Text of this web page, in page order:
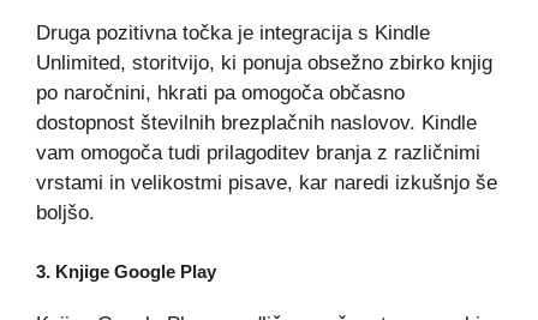
Druga pozitivna točka je integracija s Kindle
Unlimited, storitvijo, ki ponuja obsežno zbirko knjig
po naročnini, hkrati pa omogoča občasno
dostopnost številnih brezplačnih naslovov. Kindle
vam omogoča tudi prilagoditev branja z različnimi
vrstami in velikostmi pisave, kar naredi izkušnjo še
boljšo.
3. Knjige Google Play